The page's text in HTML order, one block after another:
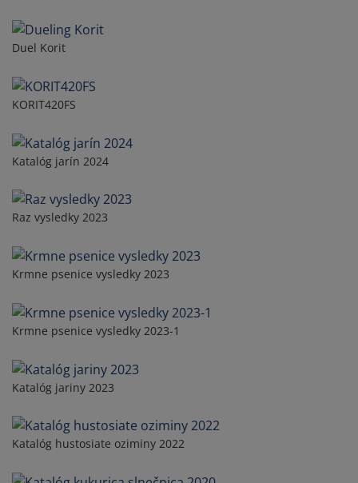
Duel Korit
KORIT420FS
Katalóg jarín 2024
Raz vysledky 2023
Krmne psenice vysledky 2023
Krmne psenice vysledky 2023-1
Katalóg jariny 2023
Katalóg hustosiate oziminy 2022